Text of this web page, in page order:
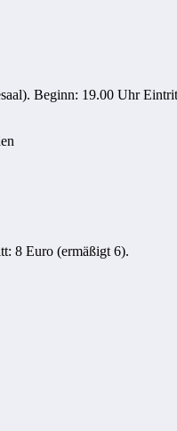
Beginn: 19.00 Uhr
8 Euro (ermäßigt 6).